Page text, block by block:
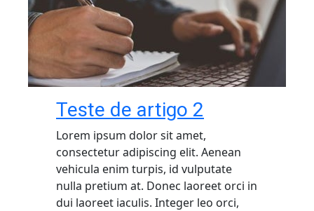
Teste de artigo 2
Lorem ipsum dolor sit amet,
consectetur adipiscing elit. Aenean
vehicula enim turpis, id vulputate
nulla pretium at. Donec laoreet orci in
dui laoreet iaculis. Integer leo orci,